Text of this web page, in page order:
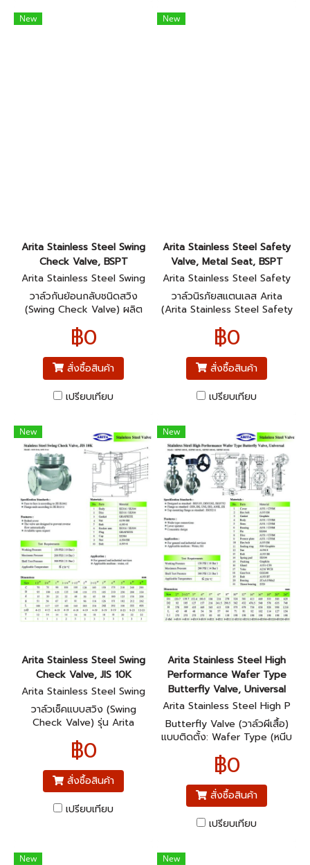
New
Arita Stainless Steel Swing
Check Valve, BSPT
Arita Stainless Steel Swing
Check Valve, BSPT
วาล์วกันย้อนกลับชนิดสวิง
(Swing Check Valve) ผลิต
BSPT (British Standard Pipe
Tapered)
฿0
สั่งซื้อสินค้า
เปรียบเทียบ
New
Arita Stainless Steel Safety
Valve, Metal Seat, BSPT
Arita Stainless Steel Safety
Valve, Metal Seat, BSPT
วาล์วนิรภัยสแตนเลส Arita
(Arita Stainless Steel Safety
โลหะ (Metal Seat) เกลียว
BSPT (British Standard Pipe
Taper)
฿0
สั่งซื้อสินค้า
เปรียบเทียบ
New
Arita Stainless Steel Swing
Check Valve, JIS 10K
Arita Stainless Steel Swing
Check Valve, JIS 10K
วาล์วเช็คแบบสวิง (Swing
Check Valve) รุ่น Arita
Valve, JIS 10K เป็นวาล์วกัน
ย้อนกลับชนิดหนึ่งที่ทำจาก ส
แตนเลสสตีล
฿0
สั่งซื้อสินค้า
เปรียบเทียบ
New
Arita Stainless Steel High
Performance Wafer Type
Butterfly Valve, Universal
Arita Stainless Steel High P
erformance Wafer Type Bu
tterfly Valve
Butterfly Valve (วาล์วผีเสื้อ)
แบบติดตั้ง: Wafer Type (หนีบ
Universal – รองรับหน้าแปลน
หลายมาตรฐาน
฿0
สั่งซื้อสินค้า
เปรียบเทียบ
New New